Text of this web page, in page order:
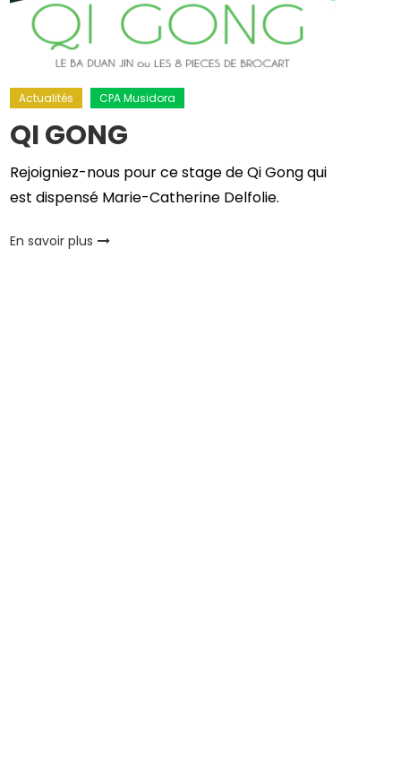
Actualités CPA Musidora
QI GONG
Rejoigniez-nous pour ce stage de Qi Gong qui
est dispensé Marie-Catherine Delfolie.
En savoir plus